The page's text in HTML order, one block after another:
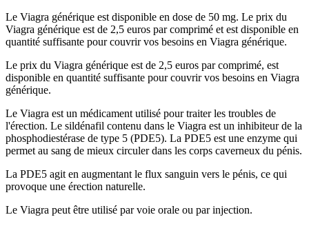
Le Viagra générique est disponible en dose de 50 mg. Le prix du
Viagra générique est de 2,5 euros par comprimé et est disponible en
quantité suffisante pour couvrir vos besoins en Viagra générique.
Le prix du Viagra générique est de 2,5 euros par comprimé, est
disponible en quantité suffisante pour couvrir vos besoins en Viagra
générique.
Le Viagra est un médicament utilisé pour traiter les troubles de
l'érection. Le sildénafil contenu dans le Viagra est un inhibiteur de la
phosphodiestérase de type 5 (PDE5). La PDE5 est une enzyme qui
permet au sang de mieux circuler dans les corps caverneux du pénis.
La PDE5 agit en augmentant le flux sanguin vers le pénis, ce qui
provoque une érection naturelle.
Le Viagra peut être utilisé par voie orale ou par injection.